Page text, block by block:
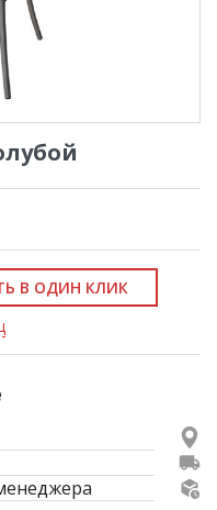
В ОДИН КЛИК